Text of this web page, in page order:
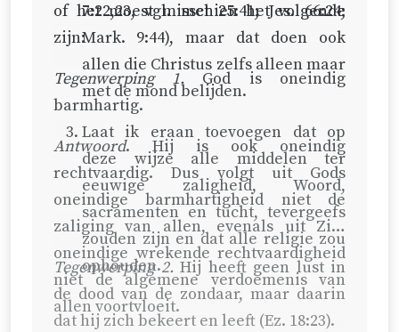
7:22,23, vgl. met 25:41;Jes. 66:24;
Mark. 9:44), maar dat doen ook
allen die Christus zelfs alleen maar
met de mond belijden.
Laat ik eraan toevoegen dat op
deze wijze alle middelen ter
eeuwige zaligheid, Woord,
sacramenten en tucht, tevergeefs
zouden zijn en dat alle religie zou
ophouden.
of het moest misschien het volgende
zijn:
Tegenwerping 1.God is oneindig
barmhartig.
Antwoord. Hij is ook oneindig
rechtvaardig. Dus volgt uit Gods
oneindige barmhartigheid niet de
zaliging van allen, evenals uit Zijn
oneindige wrekende rechtvaardigheid
niet de algemene verdoemenis van
allen voortvloeit.
Tegenwerping 2. Hij heeft geen lust in
de dood van de zondaar, maar daarin
dat hij zich bekeert en leeft (Ez. 18:23).